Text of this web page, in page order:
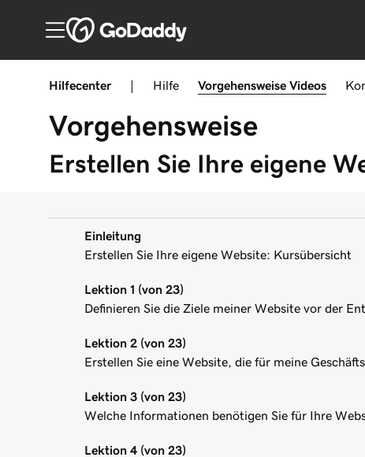
Hilfecenter Hilfe Vorgehensweise Videos
Vorgehensweise
Erstellen Sie Ihre eigene
Einleitung
Erstellen Sie Ihre eigene Website: Kursübersicht
Lektion 1 (von 23)
Definieren Sie die Ziele meiner Website vor der
Lektion 2 (von 23)
Erstellen Sie eine Website, die für meine
Lektion 3 (von 23)
Welche Informationen benötigen Sie für Ihre
Lektion 4 (von 23)